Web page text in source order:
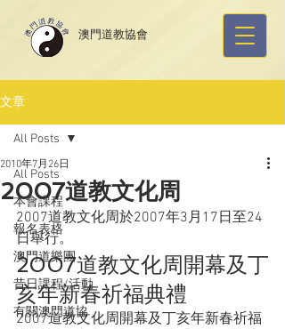
​澳門道教協會
文章
All Posts
本會課程
報名表格
澳門道樂團
昔日課程/活動
有關澳門道協
All Posts
2007道教文化周
2010年7月26日
2007道教文化周於2007年3月17日至24
日舉行。
2007道教文化周開幕及丁
亥年新春祈福典禮
2007道教文化周開幕及丁亥年新春祈福